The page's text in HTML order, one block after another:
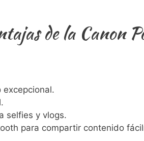
de la Canon
excepcional.
selfies y vlogs.
​para‌ compartir contenido